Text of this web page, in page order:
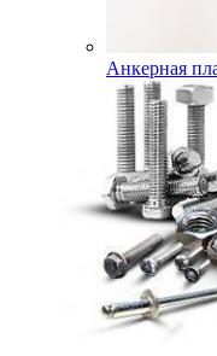
Анкерная